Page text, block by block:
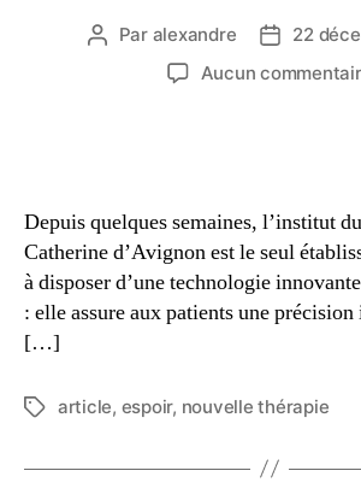
Par alexandre
22
Aucun
Depuis quelques semaines, l’institut
Catherine d’Avignon est le seul
à disposer d’une technologie
: elle assure aux patients une
[…]
article, espoir, nouvelle thérapie